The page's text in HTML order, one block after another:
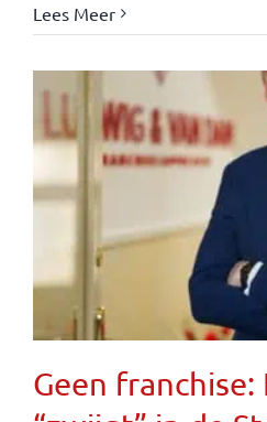
Lees Meer
Geen franchise: